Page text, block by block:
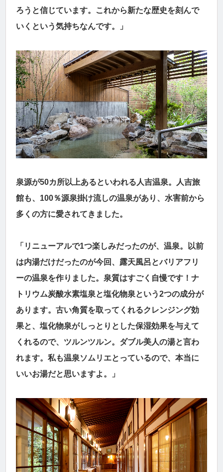
ろうと信じています。これから新たな歴史を刻んで
いくという気持ちなんです。」
泉源が50カ所以上あるといわれる人吉温泉。人吉旅
館も、100％源泉掛け流しの温泉があり、水害前から
多くの方に愛されてきました。
「リニューアルで1つ楽しみだったのが、温泉。以前
は内湯だけだったのが今回、露天風呂とバリアフリ
ーの温泉を作りました。泉質はすごく自慢です！ナ
トリウム炭酸水素塩泉と塩化物泉という2つの成分が
あります。古い角質を取ってくれるクレンジング効
果と、塩化物泉がしっとりとした保湿効果を与えて
くれるので、ツルンツルン。ダブル美人の湯と言わ
れます。私も温泉ソムリエとっているので、本当に
いいお湯だと思いますよ。」